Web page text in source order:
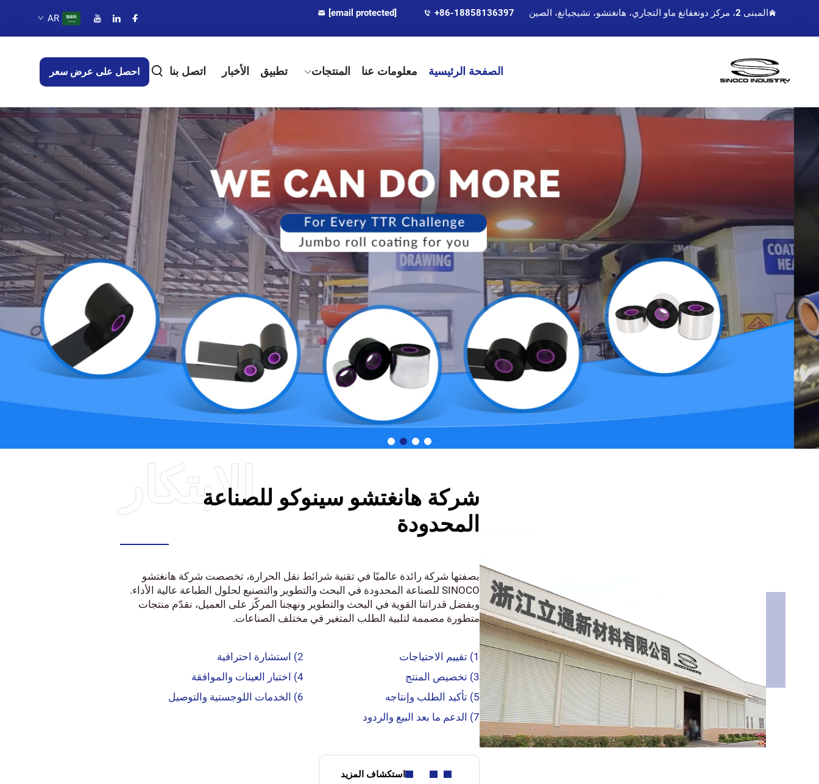
المبنى 2، مركز دونغفانغ ماو التجاري، هانغتشو، تشيجيانغ، الصين +86-18858136397
[email protected]
AR
الصفحة الرئيسية معلومات عنا المنتجات تطبيق الأخبار اتصل بنا احصل على عرض سعر
شركة هانغتشو سينوكو للصناعة
المحدودة
بصفتها شركة رائدة عالميًا في تقنية شرائط نقل الحرارة، تخصصت شركة هانغتشو
SINOCO للصناعة المحدودة في البحث والتطوير والتصنيع لحلول الطباعة عالية الأداء.
وبفضل قدراتنا القوية في البحث والتطوير ونهجنا المركّز على العميل، نقدّم منتجات
متطورة مصممة لتلبية الطلب المتغير في مختلف الصناعات.
1) تقييم الاحتياجات
2) استشارة احترافية
3) تخصيص المنتج
4) اختبار العينات والموافقة
5) تأكيد الطلب وإنتاجه
6) الخدمات اللوجستية والتوصيل
7) الدعم ما بعد البيع والردود
استكشاف المزيد